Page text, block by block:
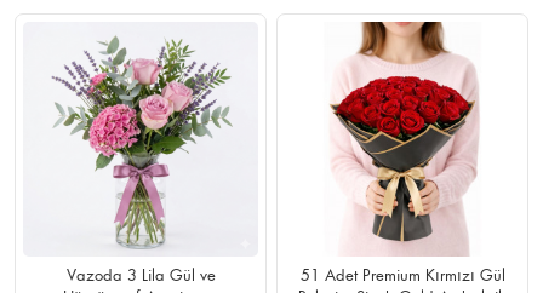
Vazoda 3 Lila Gül ve
51 Adet Premium Kırmızı Gül